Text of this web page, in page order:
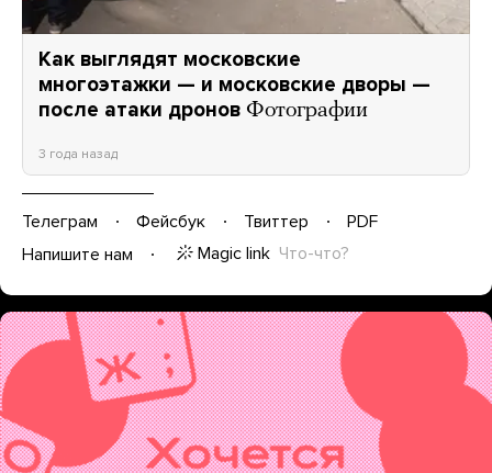
Как выглядят московские
многоэтажки — и московские дворы —
после атаки дронов Фотографии
3 года назад
Телеграм Фейсбук Твиттер
PDF
Напишите нам
Magic link Что-что?